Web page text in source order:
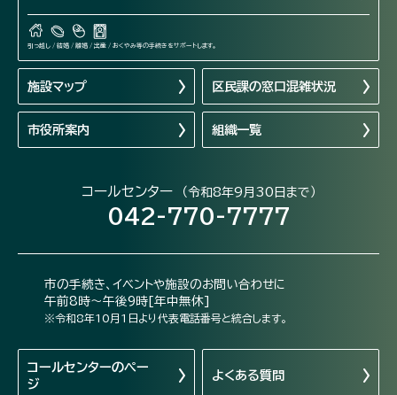
引っ越し / 結婚 / 離婚 / 出産 / おくやみ等の手続きをサポートします。
施設マップ 区民課の窓口混雑状況
市役所案内 組織一覧
コールセンター （令和8年9月30日まで）
042-770-7777
市の手続き、イベントや施設のお問い合わせに
午前8時～午後9時[年中無休]
※令和8年10月1日より代表電話番号と統合します。
コールセンターのペー
ジ
よくある質問